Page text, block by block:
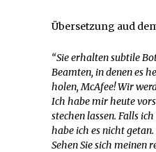
Übersetzung aud
“Sie erhalten subtile
Beamten, in denen es
holen, McAfee! Wir
Ich habe mir heute
stechen lassen. Falls
habe ich es nicht
Sehen Sie sich meinen